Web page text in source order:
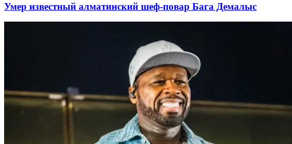
Умер известный алматинский шеф-повар Бага Демалыс